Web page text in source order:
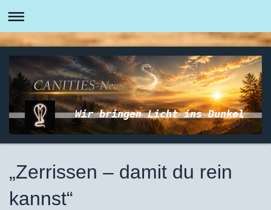
Wir bringen Licht ins Dunkel
„Zerrissen – damit du rein
kannst“